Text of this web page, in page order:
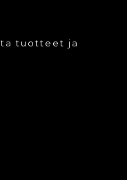
tuotteet ja